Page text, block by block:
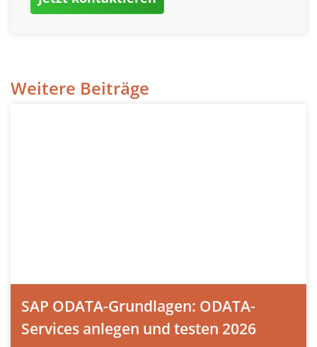
Weitere Beiträge
SAP ODATA-Grundlagen: ODATA-
Services anlegen und testen 2026